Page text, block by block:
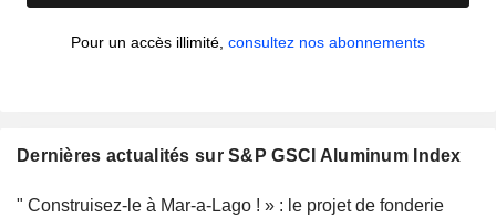
Pour un accès illimité, consultez nos abonnements
Dernières actualités sur S&P GSCI Aluminum Index
" Construisez-le à Mar-a-Lago ! » : le projet de fonderie